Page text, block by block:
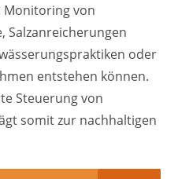
Monitoring von
Salzanreicherungen
oder
entstehen können.
Steuerung von
somit zur nachhaltigen